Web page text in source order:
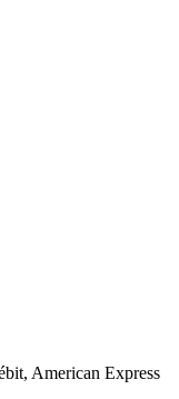
American Express